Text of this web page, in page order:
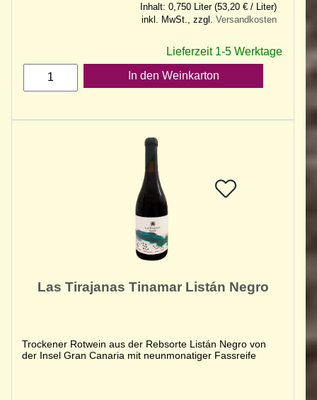
Inhalt: 0,750 Liter (53,20 € / Liter)
inkl. MwSt., zzgl.Versandkosten
Lieferzeit 1-5 Werktage
In den Weinkarton
Las Tirajanas Tinamar Listán Negro
Trockener Rotwein aus der Rebsorte Listán Negro von
der Insel Gran Canaria mit neunmonatiger Fassreife